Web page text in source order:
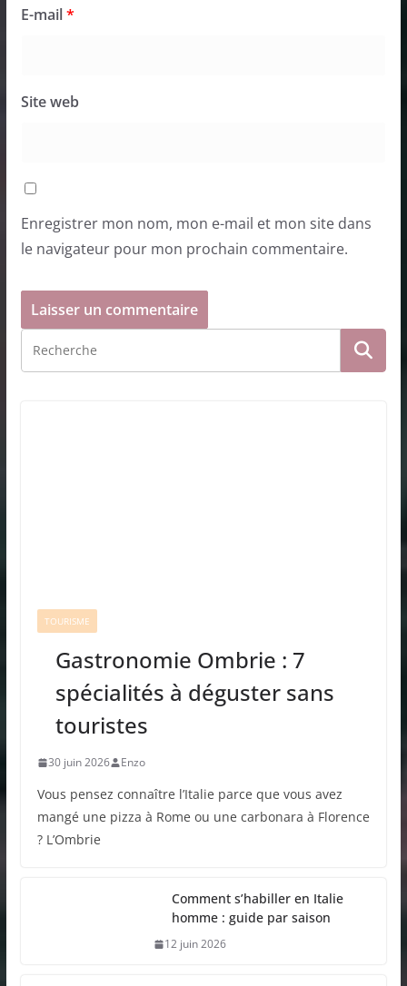
E-mail*
Site web
Enregistrer mon nom, mon e-mail et mon site dans
le navigateur pour mon prochain commentaire.
TOURISME
Gastronomie Ombrie : 7
spécialités à déguster sans
touristes
30 juin 2026 Enzo
Vous pensez connaître l’Italie parce que vous avez
mangé une pizza à Rome ou une carbonara à Florence
? L’Ombrie
Comment s’habiller en Italie
homme : guide par saison
12 juin 2026